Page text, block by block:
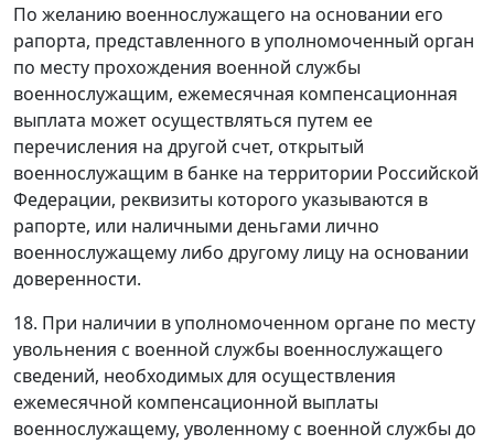
По желанию военнослужащего на основании его
рапорта, представленного в уполномоченный орган
по месту прохождения военной службы
военнослужащим, ежемесячная компенсационная
выплата может осуществляться путем ее
перечисления на другой счет, открытый
военнослужащим в банке на территории Российской
Федерации, реквизиты которого указываются в
рапорте, или наличными деньгами лично
военнослужащему либо другому лицу на основании
доверенности.
18. При наличии в уполномоченном органе по месту
увольнения с военной службы военнослужащего
сведений, необходимых для осуществления
ежемесячной компенсационной выплаты
военнослужащему, уволенному с военной службы до